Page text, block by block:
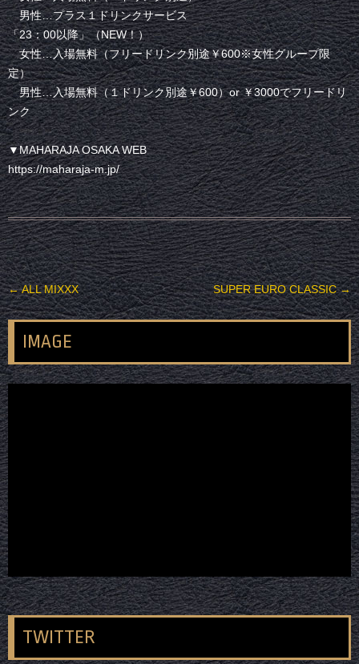
男性…プラス１ドリンクサービス
「23：00以降」（NEW！）
女性…入場無料（フリードリンク別途￥600※女性グループ限
定）
男性…入場無料（１ドリンク別途￥600）or ￥3000でフリードリ
ンク
▼MAHARAJA OSAKA WEB
https://maharaja-m.jp/
投稿ナビゲーション
←ALL MIXXX SUPER EURO CLASSIC→
IMAGE
TWITTER